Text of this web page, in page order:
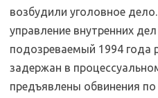
возбудили уголовное
управление внутренних
подозреваемый 1994 года
задержан в
предъявлены обвинения по